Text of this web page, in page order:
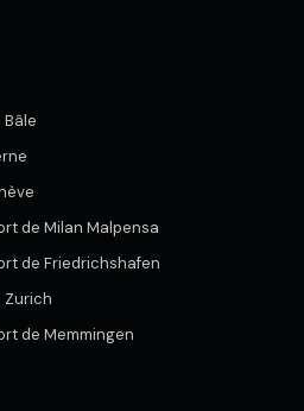
de Milan Malpensa
de Friedrichshafen
Zurich
de Memmingen